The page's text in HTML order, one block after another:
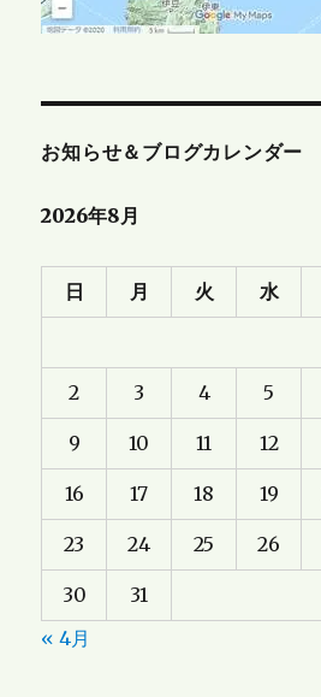
お知らせ＆ブログカレンダー
2026年8月
日 月 火 水
2 3 4 5
9 10 11 12
16 17 18 19
23 24 25 26
30
31
« 4月